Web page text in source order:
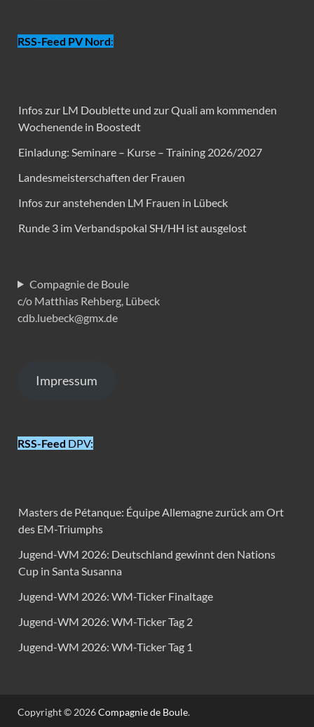
RSS-Feed PV Nord:
Infos zur LM Doublette und zur Quali am kommenden
Wochenende in Boostedt
Einladung: Seminare – Kurse – Training 2026/2027
Landesmeisterschaften der Frauen
Infos zur anstehenden LM Frauen in Lübeck
Runde 3 im Verbandspokal SH/HH ist ausgelost
Compagnie de Boule
c/o Matthias Rehberg, Lübeck
cdb.luebeck@gmx.de
Impressum
RSS-Feed DPV:
Masters de Pétanque: Équipe Allemagne zurück am Ort
des EM-Triumphs
Jugend-WM 2026: Deutschland gewinnt den Nations
Cup in Santa Susanna
Jugend-WM 2026: WM-Ticker Finaltage
Jugend-WM 2026: WM-Ticker Tag 2
Jugend-WM 2026: WM-Ticker Tag 1
Copyright © 2026Compagnie de Boule.